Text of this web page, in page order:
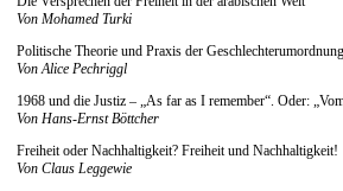
Von Mohamed Turki
Politische Theorie und Praxis der
Von Alice Pechriggl
1968 und die Justiz – „As far as I remember“. Oder:
Von Hans-Ernst Böttcher
Freiheit oder Nachhaltigkeit? Freiheit und Nachhaltigkeit!
Von Claus Leggewie